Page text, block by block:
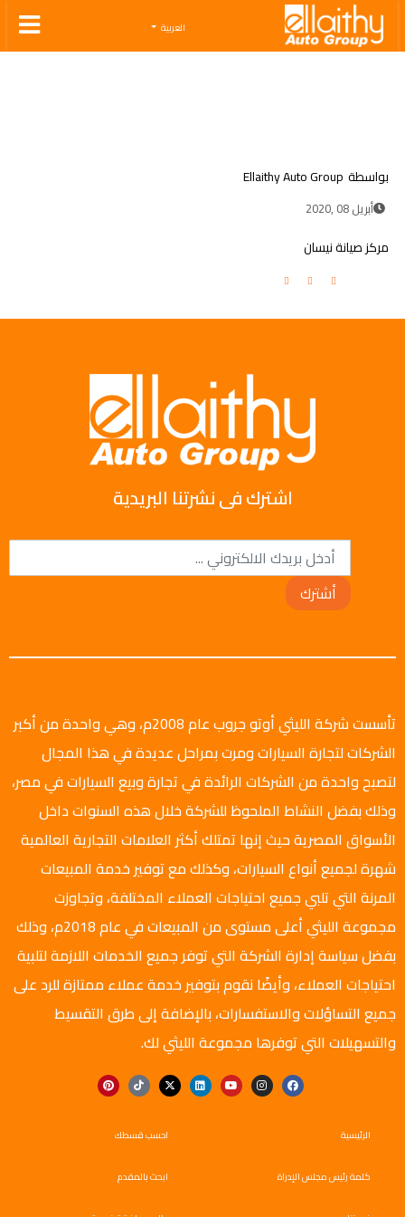
Ellaithy Auto Group
العربية
بواسطة Ellaithy Auto Group
أبريل 08 ,2020
مركز صيانة نيسان
اشترك فى نشرتنا البريدية
أشترك
تأسست شركة الليثي أوتو جروب عام 2008م، وهي واحدة من أكبر
الشركات لتجارة السيارات ومرت بمراحل عديدة في هذا المجال
لتصبح واحدة من الشركات الرائدة في تجارة وبيع السيارات في مصر،
وذلك بفضل النشاط الملحوظ للشركة خلال هذه السنوات داخل
الأسواق المصرية حيث إنها تمتلك أكثر العلامات التجارية العالمية
شهرة لجميع أنواع السيارات، وكذلك مع توفير خدمة المبيعات
المرنة التي تلبي جميع احتياجات العملاء المختلفة، وتجاوزت
مجموعة الليثي أعلى مستوى من المبيعات في عام 2018م، وذلك
بفضل سياسة إدارة الشركة التي توفر جميع الخدمات اللازمة لتلبية
احتياجات العملاء، وأيضًا نقوم بتوفير خدمة عملاء ممتازة للرد على
جميع التساؤلات والاستفسارات، بالإضافة إلى طرق التقسيط
والتسهيلات التي توفرها مجموعة الليثي لك.
الرئيسية
كلمة رئيس مجلس الإدراة
احسب قسطك
ابحث بالمقدم